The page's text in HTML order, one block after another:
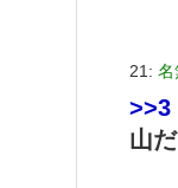
21: 名
>>3
山